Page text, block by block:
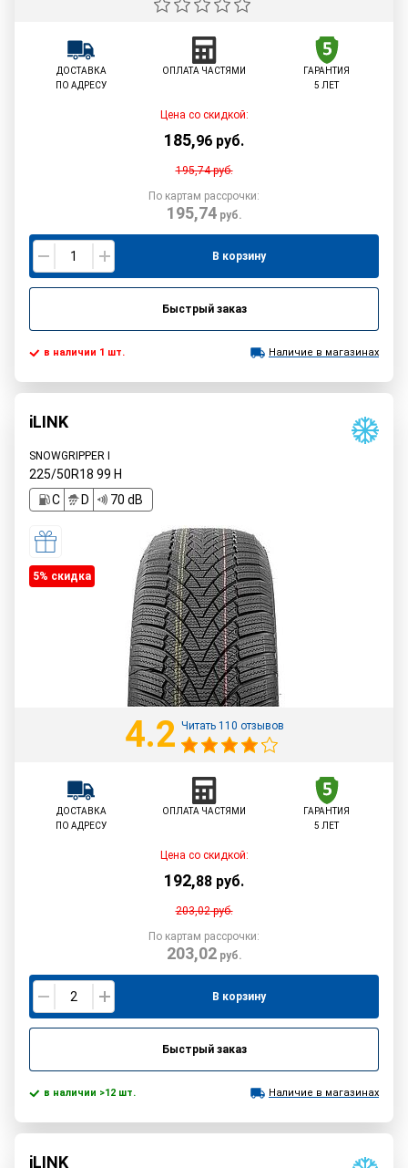
ДОСТАВКА
ПО АДРЕСУ
ОПЛАТА ЧАСТЯМИ
ГАРАНТИЯ
5 ЛЕТ
Цена со скидкой:
185,96 руб.
195,74руб.
По картам рассрочки:
195,74руб.
В корзину
Быстрый заказ
в наличии 1 шт. Наличие в магазинах
iLINK
SNOWGRIPPER I
225/50R18 99 H
C
D 70 dB
5% cкидка
4.2 Читать 110 отзывов
ДОСТАВКА
ПО АДРЕСУ
ОПЛАТА ЧАСТЯМИ
ГАРАНТИЯ
5 ЛЕТ
Цена со скидкой:
192,88 руб.
203,02руб.
По картам рассрочки:
203,02руб.
В корзину
Быстрый заказ
в наличии >12 шт. Наличие в магазинах
iLINK